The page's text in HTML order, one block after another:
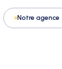
Notre agence